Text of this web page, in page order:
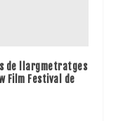
de llargmetratges
Film Festival de